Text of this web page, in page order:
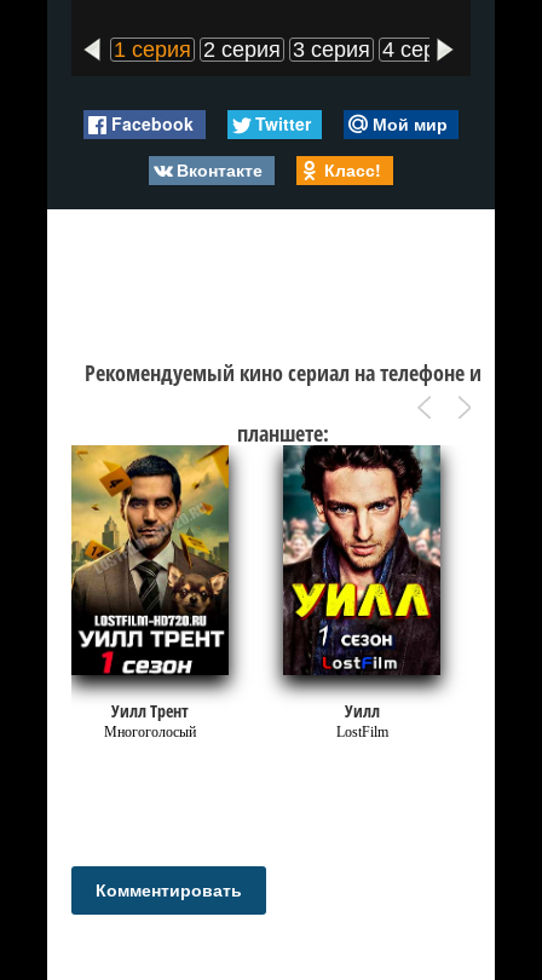
1 серия 2 серия 3 серия 4 серия
Facebook Twitter
Мой мир
Вконтакте
Класс!
Рекомендуемый кино сериал на телефоне и
планшете:
Уилл Трент
Многоголосый
Уилл
LostFilm
Комментировать